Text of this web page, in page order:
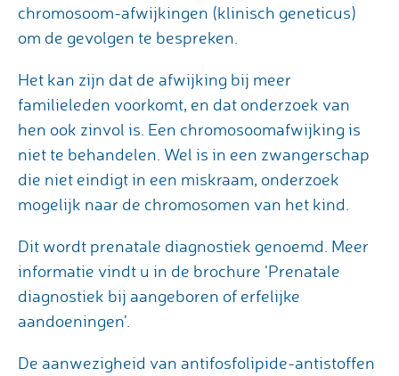
chromosoom-afwijkingen (klinisch geneticus)
om de gevolgen te bespreken.
Het kan zijn dat de afwijking bij meer
familieleden voorkomt, en dat onderzoek van
hen ook zinvol is. Een chromosoomafwijking is
niet te behandelen. Wel is in een zwangerschap
die niet eindigt in een miskraam, onderzoek
mogelijk naar de chromosomen van het kind.
Dit wordt prenatale diagnostiek genoemd. Meer
informatie vindt u in de brochure ‘Prenatale
diagnostiek bij aangeboren of erfelijke
aandoeningen’.
De aanwezigheid van antifosfolipide-antistoffen